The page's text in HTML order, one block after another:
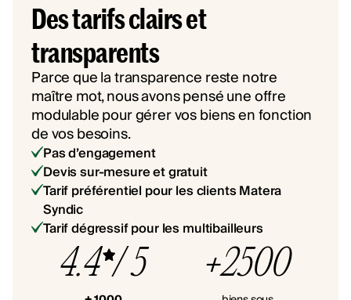
Des tarifs clairs et
transparents
Parce que la transparence reste notre
maître mot, nous avons pensé une offre
modulable pour gérer vos biens en fonction
de vos besoins.
Pas d’engagement
Devis sur-mesure et gratuit
Tarif préférentiel pour les clients Matera
Syndic
Tarif dégressif pour les multibailleurs
4.4 / 5 +2500